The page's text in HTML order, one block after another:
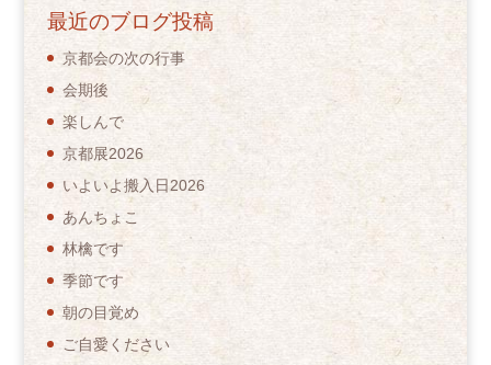
最近のブログ投稿
京都会の次の行事
会期後
楽しんで
京都展2026
いよいよ搬入日2026
あんちょこ
林檎です
季節です
朝の目覚め
ご自愛ください